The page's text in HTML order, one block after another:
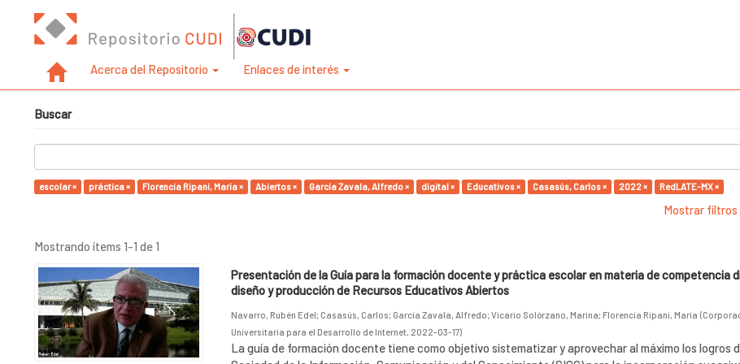
Acerca del Repositorio Enlaces de interés
Buscar
escolar × práctica × Florencia Ripani, María × Abiertos × García Zavala, Alfredo × digital × Educativos × Casasús, Carlos × 2022 × RedLATE-MX ×
Mostrar filtros
Mostrando ítems 1-1 de 1
Presentación de la Guía para la formación docente y práctica escolar en materia de competencia
diseño y producción de Recursos Educativos Abiertos
Navarro, Rubén Edel; Casasús, Carlos; García Zavala, Alfredo; Vicario Solórzano, Marina; Florencia Ripani, María (
Universitaria para el Desarrollo de Internet, 2022-03-17)
La guía de formación docente tiene como objetivo sistematizar y aprovechar al máximo los logros